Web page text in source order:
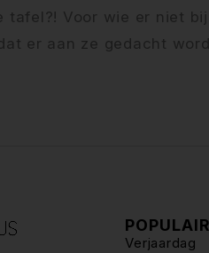
tafel?! Voor wie er niet
er aan ze gedacht
POPULAIR
Verjaardag